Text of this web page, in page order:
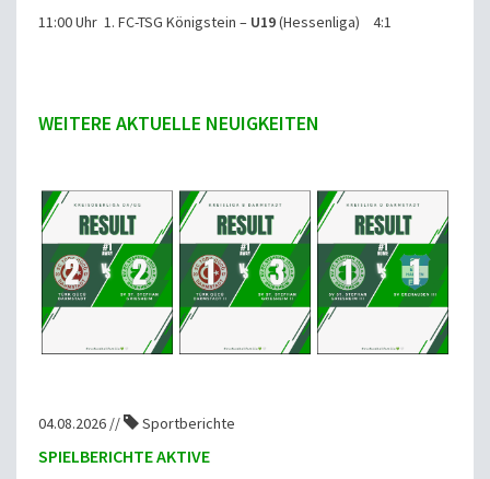
11:00 Uhr 1. FC-TSG Königstein – U19(Hessenliga) 4:1
WEITERE AKTUELLE NEUIGKEITEN
04.08.2026 // Sportberichte
SPIELBERICHTE AKTIVE